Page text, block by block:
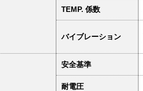
TEMP. 係数
バイブレーション
安全基準
耐電圧